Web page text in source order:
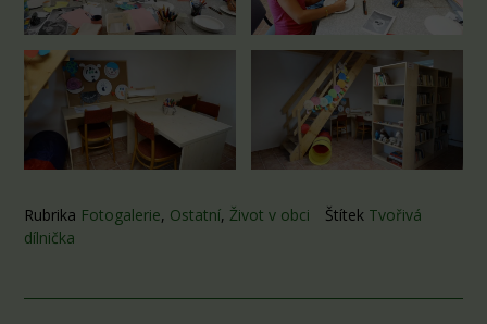
Rubrika Fotogalerie, Ostatní, Život v obci Štítek Tvořivá
dílnička